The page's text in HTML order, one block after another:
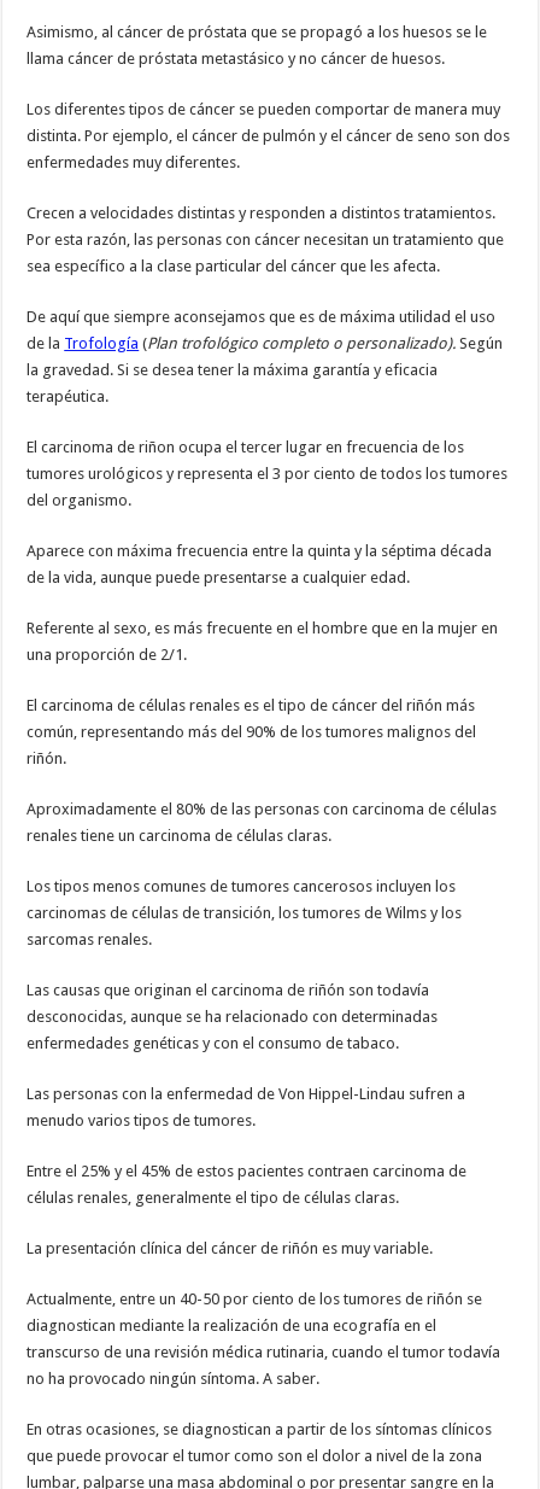
Asimismo, al cáncer de próstata que se propagó a los huesos se le
llama cáncer de próstata metastásico y no cáncer de huesos.
Los diferentes tipos de cáncer se pueden comportar de manera muy
distinta. Por ejemplo, el cáncer de pulmón y el cáncer de seno son dos
enfermedades muy diferentes.
Crecen a velocidades distintas y responden a distintos tratamientos.
Por esta razón, las personas con cáncer necesitan un tratamiento que
sea específico a la clase particular del cáncer que les afecta.
De aquí que siempre aconsejamos que es de máxima utilidad el uso
de la Trofología (Plan trofológico completo o personalizado).Según
la gravedad. Si se desea tener la máxima garantía y eficacia
terapéutica.
El carcinoma de riñon ocupa el tercer lugar en frecuencia de los
tumores urológicos y representa el 3 por ciento de todos los tumores
del organismo.
Aparece con máxima frecuencia entre la quinta y la séptima década
de la vida, aunque puede presentarse a cualquier edad.
Referente al sexo, es más frecuente en el hombre que en la mujer en
una proporción de 2/1.
El carcinoma de células renales es el tipo de cáncer del riñón más
común, representando más del 90% de los tumores malignos del
riñón.
Aproximadamente el 80% de las personas con carcinoma de células
renales tiene un carcinoma de células claras.
Los tipos menos comunes de tumores cancerosos incluyen los
carcinomas de células de transición, los tumores de Wilms y los
sarcomas renales.
Las causas que originan el carcinoma de riñón son todavía
desconocidas, aunque se ha relacionado con determinadas
enfermedades genéticas y con el consumo de tabaco.
Las personas con la enfermedad de Von Hippel-Lindau sufren a
menudo varios tipos de tumores.
Entre el 25% y el 45% de estos pacientes contraen carcinoma de
células renales, generalmente el tipo de células claras.
La presentación clínica del cáncer de riñón es muy variable.
Actualmente, entre un 40-50 por ciento de los tumores de riñón se
diagnostican mediante la realización de una ecografía en el
transcurso de una revisión médica rutinaria, cuando el tumor todavía
no ha provocado ningún síntoma. A saber.
En otras ocasiones, se diagnostican a partir de los síntomas clínicos
que puede provocar el tumor como son el dolor a nivel de la zona
lumbar, palparse una masa abdominal o por presentar sangre en la